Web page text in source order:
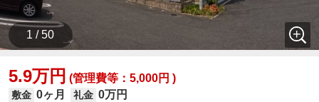
1 / 50
5.9万円 (管理費等：5,000円 )
敷金 0ヶ月 礼金 0万円